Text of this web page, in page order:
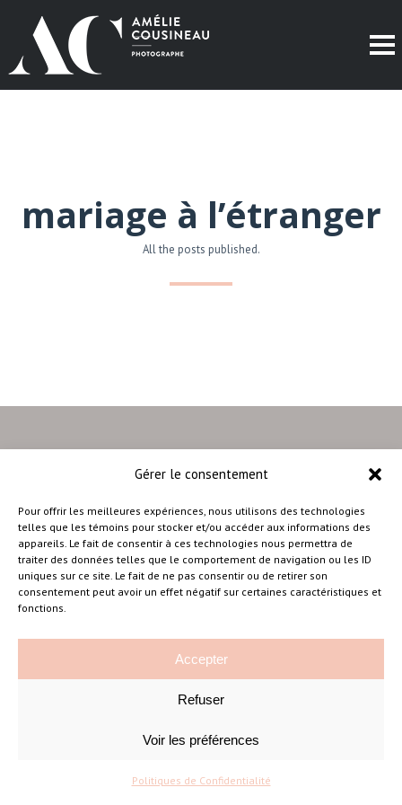
Gérer le consentement
Pour offrir les meilleures expériences, nous utilisons des technologies
telles que les témoins pour stocker et/ou accéder aux informations des
appareils. Le fait de consentir à ces technologies nous permettra de
traiter des données telles que le comportement de navigation ou les ID
uniques sur ce site. Le fait de ne pas consentir ou de retirer son
consentement peut avoir un effet négatif sur certaines caractéristiques et
fonctions.
Accepter
Refuser
Voir les préférences
Politiques de Confidentialité
mariage à l’étranger
All the posts published.
Amélie Cousineau Photographe
©Amelie Cousineau Photographe